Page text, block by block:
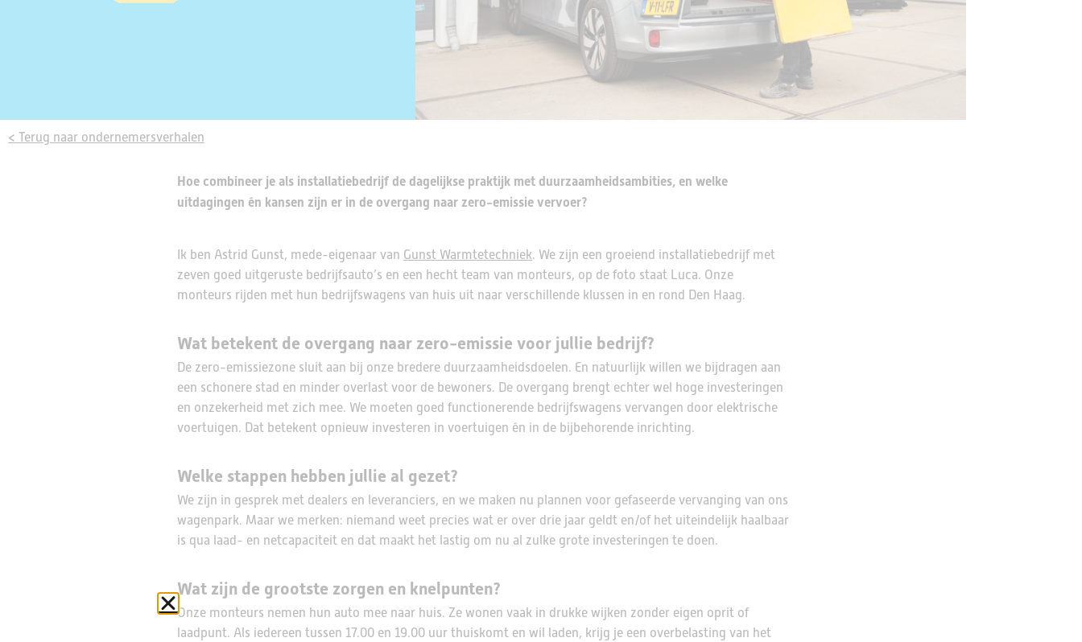
< Terug naar ondernemersverhalen
Hoe combineer je als installatiebedrijf de dagelijkse praktijk met duurzaamheidsambities, en welke
uitdagingen én kansen zijn er in de overgang naar zero-emissie vervoer?
Ik ben Astrid Gunst, mede-eigenaar van Gunst Warmtetechniek. We zijn een groeiend installatiebedrijf met
zeven goed uitgeruste bedrijfsauto’s en een hecht team van monteurs, op de foto staat Luca. Onze
monteurs rijden met hun bedrijfswagens van huis uit naar verschillende klussen in en rond Den Haag.
Wat betekent de overgang naar zero-emissie voor jullie bedrijf?
De zero-emissiezone sluit aan bij onze bredere duurzaamheidsdoelen. En natuurlijk willen we bijdragen aan
een schonere stad en minder overlast voor de bewoners. De overgang brengt echter wel hoge investeringen
en onzekerheid met zich mee. We moeten goed functionerende bedrijfswagens vervangen door elektrische
voertuigen. Dat betekent opnieuw investeren in voertuigen én in de bijbehorende inrichting.
Welke stappen hebben jullie al gezet?
We zijn in gesprek met dealers en leveranciers, en we maken nu plannen voor gefaseerde vervanging van ons
wagenpark. Maar we merken: niemand weet precies wat er over drie jaar geldt en/of het uiteindelijk haalbaar
is qua laad- en netcapaciteit en dat maakt het lastig om nu al zulke grote investeringen te doen.
Wat zijn de grootste zorgen en knelpunten?
Onze monteurs nemen hun auto mee naar huis. Ze wonen vaak in drukke wijken zonder eigen oprit of
laadpunt. Als iedereen tussen 17.00 en 19.00 uur thuiskomt en wil laden, krijg je een overbelasting van het